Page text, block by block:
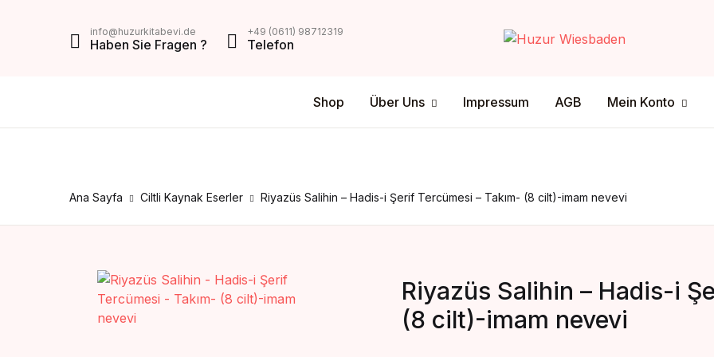
info@huzurkitabevi.de
Haben Sie Fragen ?
+49 (0611) 98712319
Telefon
Shop Über Uns Impressum AGB Mein Konto
Datenschutz
Versandmethode
Ana Sayfa Ciltli Kaynak Eserler Riyazüs Salihin – Hadis-i Şerif Tercümesi – Takım- (8 cilt)-imam nevevi
Riyazüs Salihin – Hadis-i
(8 cilt)-imam nevevi